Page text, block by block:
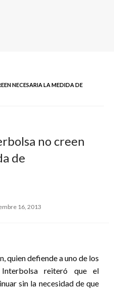
NECESARIA LA MEDIDA DE
no creen
de
16, 2013
quien defiende a uno de los
reiteró que el
sin la necesidad de que